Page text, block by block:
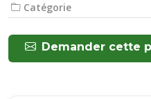
Catégorie
Demander cette